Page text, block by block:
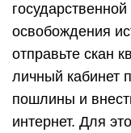
освобождения
отправьте скан
личный кабинет
пошлины и
интернет. Для